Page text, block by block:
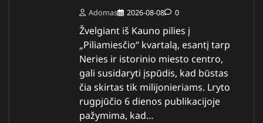
Adomas 2026-08-08 0
Žvelgiant iš Kauno pilies į
„Piliamiesčio“ kvartalą, esantį tarp
Neries ir istorinio miesto centro,
gali susidaryti įspūdis, kad būstas
čia skirtas tik milijonieriams. Lryto
rugpjūčio 6 dienos publikacijoje
pažymima, kad…